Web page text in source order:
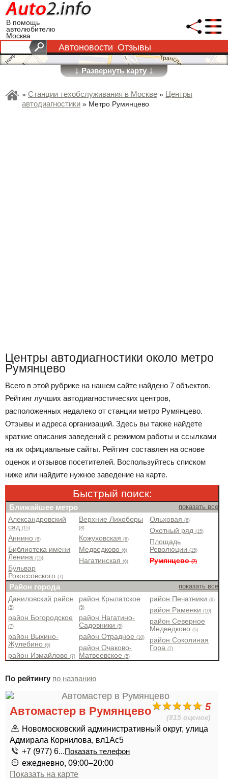
В помощь
автолюбителю
Москва
Автоновости Отзывы
↓Развернуть карту↓
» Станции техобслуживания в Москве » Центры
автодиагностики » Метро Румянцево
Центры автодиагностики около метро
Румянцево
Всего в этой рубрике на нашем сайте найдено 7 объектов.
Рейтинг лучших автодиагностических центров,
расположенных недалеко от станции метро Румянцево.
Отзывы и адреса организаций. Здесь вы также найдете
краткие описания заведений с режимом работы и ссылками
на их официальные сайты. Рейтинг составлен на основе
оценок и отзывов посетителей. Воспользуйтесь списком
ниже или найдите нужное заведение на карте.
Быстрый поиск:
Ближайшее метро показать все
Александровский
сад(15)
Аннино(8)
Библиотека имени
Ленина(15)
Бульвар
Рокоссовского(7)
Верхние Лихоборы
(8)
Кожуховская(6)
Медведково(6)
Нагатинская(6)
Ольховая(6)
Охотный ряд(15)
Площадь
Революции(15)
Румянцево(7)
Район города показать все
Даниловский район
(5)
район Богородское
(7)
район Выхино-
Жулебино(6)
район Измайлово(7)
район Крылатское
(5)
район Нагатино-
Садовники(5)
район Отрадное(10)
район Очаково-
Матвеевское(5)
район Печатники(6)
район Раменки(10)
район Северное
Медведково(5)
район Соколиная
Гора(7)
По рейтингу по названию
5
(815 оценок)
Автомастер в Румянцево
Новомосковский административный округ, улица
Адмирала Корнилова, вл1Ас5
+7 (977) 6...Показать телефон
ежедневно, 09:00–20:00
Показать на карте